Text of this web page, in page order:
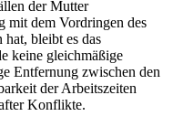
der Mutter
mit dem Vordringen des
hat, bleibt es das
keine gleichmäßige
Entfernung zwischen den
der Arbeitszeiten
Konflikte.